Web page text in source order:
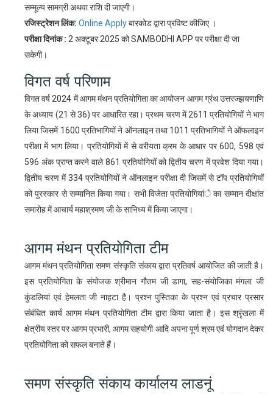
सम्मूल्य सामग्री अथवा राशि दी जाएगी।
रजिस्ट्रेशन लिंक: Online Applyबारकोड द्वारा प्रविष्ट कीजिए ।
परीक्षा दिनांक : 2 अक्टूबर 2025 को SAMBODHI APP पर परीक्षा दी जा
सकेगी।
विगत वर्ष परिणाम
विगत वर्ष 2024 में आगम मंथन प्रतियोगिता का आयोजन आगम ग्रंथ उत्तरज्झयणाणि
के अध्याय (21 से 36) पर आधारित रहा। प्रथम चरण में 2611 प्रतियोगियों ने भाग
लिया जिसमें 1600 प्रतिभागियों ने ऑनलाइन तथा 1011 प्रतिभागियों ने ऑफलाइन
परीक्षा में भाग लिया। प्रतियोगियों में से वरीयता क्रम के आधार पर 600, 598 एवं
596 अंक प्राप्त करने वाले 861 प्रतियोगियों को द्वितीय चरण में प्रवेश दिया गया।
द्वितीय चरण में 334 प्रतियोगियों ने ऑनलाइन परीक्षा दी जिसमें से टॉप प्रतियोगियों
को पुरस्कार से सम्मानित किया गया। सभी विजेता प्रतियोगियांे का सम्मान दीक्षांत
समारोह में आचार्य महाश्रमण जी के सानिध्य में किया जाएगा।
आगम मंथन प्रतियोगिता टीम
आगम मंथन प्रतियोगिता समण संस्कृति संकाय द्वारा प्रतिवर्ष आयोजित की जाती है।
इस प्रतियोगिता के संयोजक श्रीमान गौतम जी डागा, सह-संयोजिका मंगला जी
कुंडलियां एवं हेमलता जी नाहटा है। प्रश्न पुस्तिका के प्रश्न एवं प्रचार प्रसार
संबंधित कार्य आगम मंथन प्रतियोगिता टीम द्वारा किया जाता है। इस श्रृंखला में
क्षेत्रीय स्तर पर आगम प्रभारी, आगम सहयोगी आदि अपना पूर्ण श्रम एवं योगदान देकर
प्रतियोगिता को सफल बनाते हैं।
समण संस्कृति संकाय कार्यालय लाडनूं